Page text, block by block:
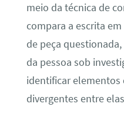
meio da técnica de
compara a escrita
de peça
da pessoa sob
identificar elementos
divergentes entre